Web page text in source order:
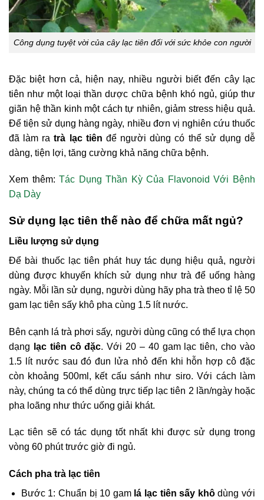
Công dụng tuyệt vời của cây lạc tiên đối với sức khỏe con người
Đặc biệt hơn cả, hiện nay, nhiều người biết đến cây lạc
tiên như một loại thần dược chữa bệnh khó ngủ, giúp thư
giãn hệ thần kinh một cách tự nhiên, giảm stress hiệu quả.
Để tiện sử dụng hàng ngày, nhiều đơn vị nghiên cứu thuốc
đã làm ratrà lạc tiên để người dùng có thể sử dụng dễ
dàng, tiện lợi, tăng cường khả năng chữa bệnh.
Xem thêm:Tác Dụng Thần Kỳ Của Flavonoid Với Bệnh
Dạ Dày
Sử dụng lạc tiên thế nào để chữa mất ngủ?
Liều lượng sử dụng
Để bài thuốc lạc tiên phát huy tác dụng hiệu quả, người
dùng được khuyến khích sử dụng như trà để uống hàng
ngày. Mỗi lần sử dụng, người dùng hãy pha trà theo tỉ lệ 50
gam lạc tiên sấy khô pha cùng 1.5 lít nước.
Bên cạnh lá trà phơi sấy, người dùng cũng có thể lựa chọn
dạng
lạc tiên cô đặc. Với 20 – 40 gam lạc tiên, cho vào
1.5 lít nước sau đó đun lửa nhỏ đến khi hỗn hợp cô đặc
còn khoảng 500ml, kết cấu sánh như siro. Với cách làm
này, chúng ta có thể dùng trực tiếp lạc tiên 2 lần/ngày hoặc
pha loãng như thức uống giải khát.
Lạc tiên sẽ có tác dụng tốt nhất khi được sử dụng trong
vòng 60 phút trước giờ đi ngủ.
Cách pha trà lạc tiên
Bước 1: Chuẩn bị 10 gam lá lạc tiên sấy khôdùng với